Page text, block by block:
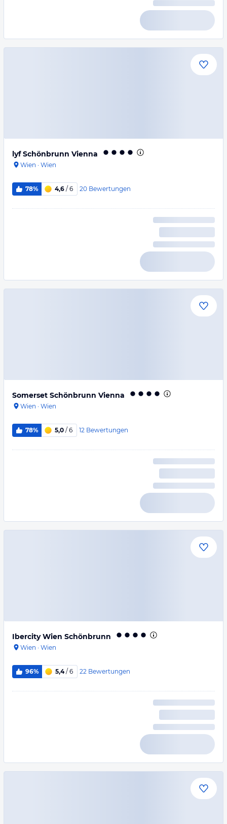
lyf Schönbrunn Vienna
Wien · Wien
78% 4,6 / 6 20 Bewertungen
Somerset Schönbrunn Vienna
Wien · Wien
78% 5,0 / 6 12 Bewertungen
Ibercity Wien Schönbrunn
Wien · Wien
96% 5,4/ 6 22 Bewertungen